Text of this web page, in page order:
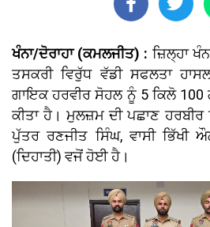
ਖੰਨਾ/ਦੋਰਾਹਾ (ਕਮਲਜੀਤ) : ਜ਼ਿਲ੍ਹਾ
ਤਸਕਰੀ ਵਿਰੁੱਧ ਵੱਡੀ ਸਫਲਤਾ
ਗਾਇਕ ਹਰਵੀਰ ਸੋਹਲ ਨੂੰ 5 ਕਿਲੋ
ਕੀਤਾ ਹੈ। ਮੁਲਜ਼ਮ ਦੀ ਪਛਾਣ
ਪੁੱਤਰ ਰਣਜੀਤ ਸਿੰਘ, ਵਾਸੀ ਭਿੱਖੀ
(ਦਿਹਾਤੀ) ਵਜੋਂ ਹੋਈ ਹੈ।